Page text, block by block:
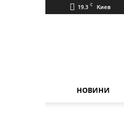
19.3 C Киев
НОВИНИ